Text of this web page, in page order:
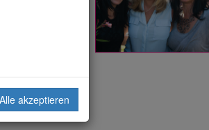
Alle akzeptieren